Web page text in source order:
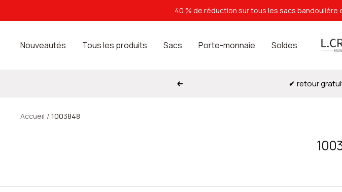
au
40 % de réduction sur tous les sacs bandoulière
Nouveautés Tous les produits Sacs Porte-monnaie Soldes
Précédent ✔ retour
Accueil 1003848